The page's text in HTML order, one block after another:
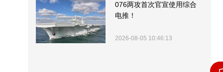
076两攻首次官宣使用综合
电推！
2026-08-05 10:46:13